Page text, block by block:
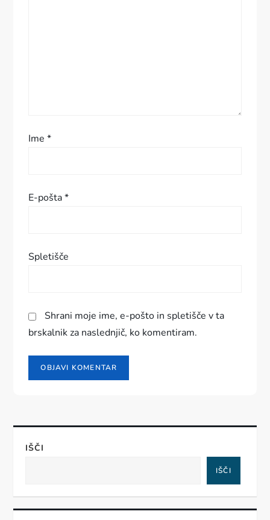
s
a
Ime*
E-pošta*
Spletišče
Shrani moje ime, e-pošto in spletišče v ta
brskalnik za naslednjič, ko komentiram.
IŠČI
IŠČI